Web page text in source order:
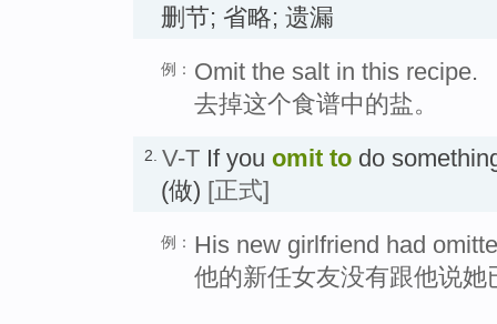
删节; 省略; 遗漏
例： Omit the salt in this recipe.
去掉这个食谱中的盐。
2. V-T If you omit to do
(做) [正式]
例： His new girlfriend had
他的新任女友没有跟他说她